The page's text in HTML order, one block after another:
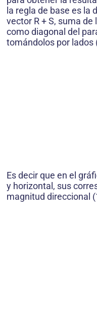
la regla de base es la
vector R + S, suma de
como diagonal del
tomándolos por lados
Es decir que en el
y horizontal, sus
magnitud direccional